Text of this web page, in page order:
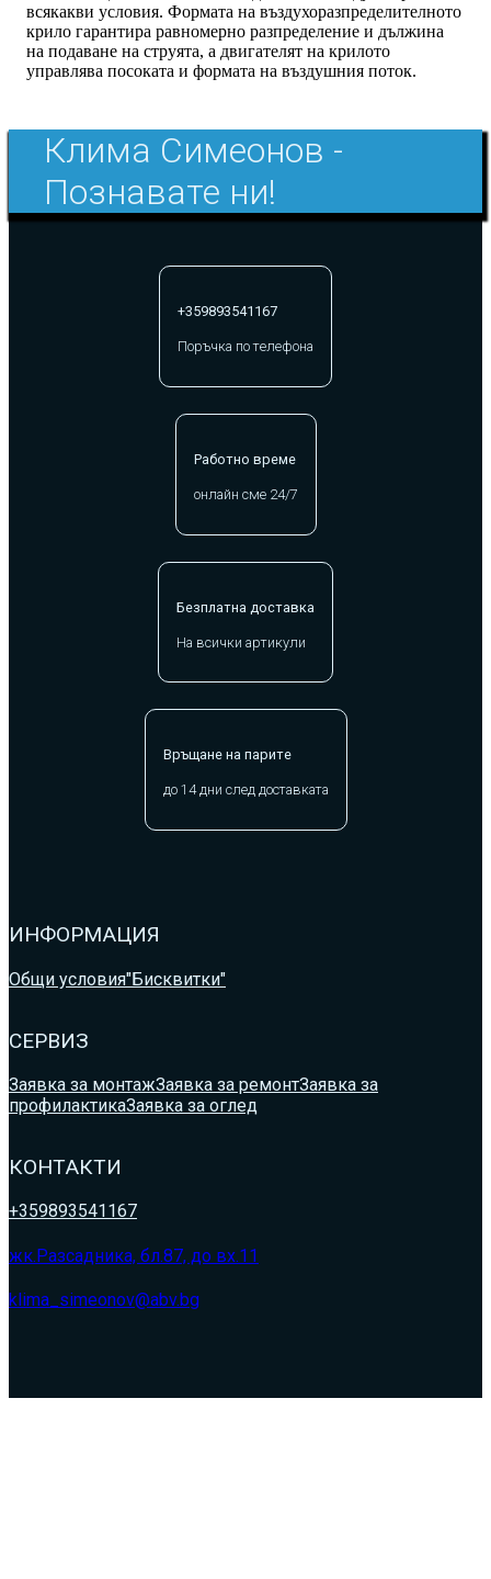
всякакви условия. Формата на въздухоразпределителното
крило гарантира равномерно разпределение и дължина
на подаване на струята, а двигателят на крилото
управлява посоката и формата на въздушния поток.
Клима Симеонов -
Познавате ни!
+359893541167
Поръчка по телефона
Работно време
онлайн сме 24/7
Безплатна доставка
На всички артикули
Връщане на парите
до 14 дни след доставката
ИНФОРМАЦИЯ
Общи условия"Бисквитки"
СЕРВИЗ
Заявка за монтажЗаявка за ремонтЗаявка за
профилактикаЗаявка за оглед
КОНТАКТИ
+359893541167
жк.Разсадника, бл.87, до вх.11
klima_simeonov@abv.bg